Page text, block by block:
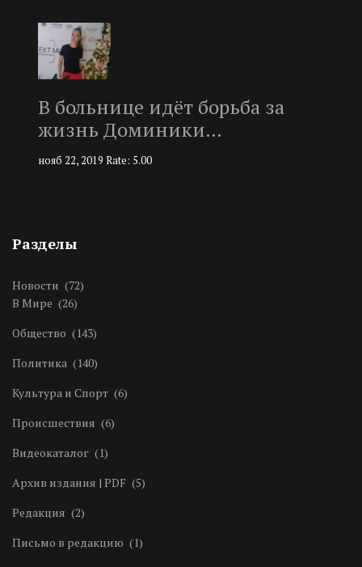
В больнице идёт борьба за
жизнь Доминики…
нояб 22, 2019 Rate: 5.00
Разделы
Новости (72)
В Мире (26)
Общество (143)
Политика (140)
Культура и Спорт (6)
Происшествия (6)
Видеокаталог (1)
Архив издания | PDF (5)
Редакция (2)
Письмо в редакцию (1)